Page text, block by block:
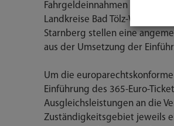
Fahrgeldeinnahmen im MVV
Landkreise Bad Tölz-
Starnberg stellen eine
aus der Umsetzung der
Um die
Einführung des 365-Euro-
Ausgleichsleistungen an die
Zuständigkeitsgebiet jeweils